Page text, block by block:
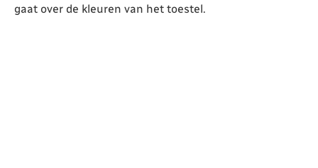
gaat over de kleuren van het toestel.